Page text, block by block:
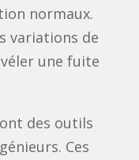
normaux.
variations de
une fuite
des outils
Ces